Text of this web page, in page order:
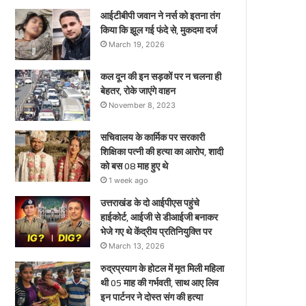
आईटीबीपी जवान ने नर्स को इतना तंग
किया कि झूल गई फंदे से, मुकदमा दर्ज
March 19, 2026
कल दून की इन सड़कों पर न चलना ही
बेहतर, रोके जाएंगे वाहन
November 8, 2023
सचिवालय के कार्मिक पर सरकारी
शिक्षिका पत्नी की हत्या का आरोप, शादी
को बस 08 माह हुए थे
1 week ago
उत्तराखंड के दो आईपीएस पहुंचे
हाईकोर्ट, आईजी से डीआईजी बनाकर
भेजे गए थे केंद्रीय प्रतिनियुक्ति पर
March 13, 2026
रुद्रप्रयाग के होटल में मृत मिली महिला
थी 05 माह की गर्भवती, साथ आए लिव
इन पार्टनर ने दोस्त संग की हत्या